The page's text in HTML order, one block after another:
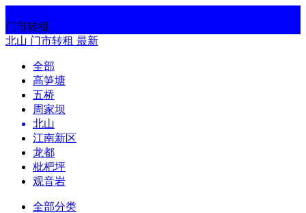
门市转租
北山 门市转租 最新
全部
高笋塘
五桥
周家坝
北山
江南新区
龙都
枇杷坪
观音岩
全部分类